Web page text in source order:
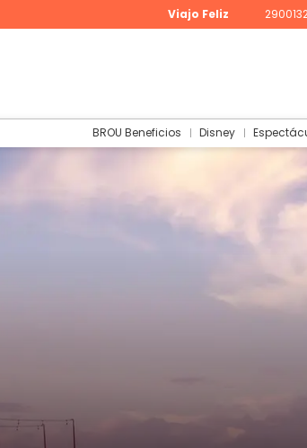
Viajo Feliz
BROU Beneficios Disney